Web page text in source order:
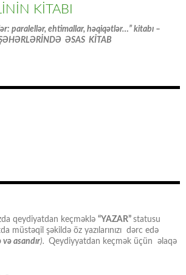
KİTABI
paralellər, ehtimallar, həqiqətlər…” kitabı –
ƏSAS KİTAB
qeydiyatdan keçməklə “YAZAR” statusu
müstəqil şəkildə öz yazılarınızı dərc edə
və asandır). Qeydiyyatdan keçmək üçün əlaqə